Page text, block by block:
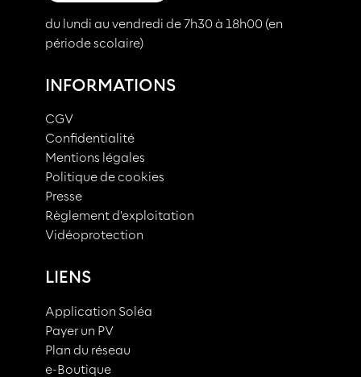
du lundi au vendredi de 7h30 à 18h00 (en
période scolaire)
INFORMATIONS
CGV
Confidentialité
Mentions légales
Politique de cookies
Presse
Règlement d'exploitation
Vidéoprotection
LIENS
Application Soléa
Payer un PV
Plan du réseau
e-Boutique